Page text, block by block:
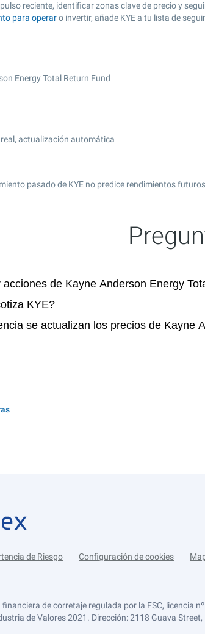
reciente, identificar zonas clave de precio y
para operaro invertir, añade KYE a tu lista de
Energy Total Return Fund
real, actualización automática
pasado de KYE no predice rendimientos
de Kayne Anderson Energy
KYE?
se actualizan los precios de Kayne
de Riesgo Configuración de cookies
de corretaje regulada por la FSC, licencia
de Valores 2021. Dirección: 2118 Guava Street,